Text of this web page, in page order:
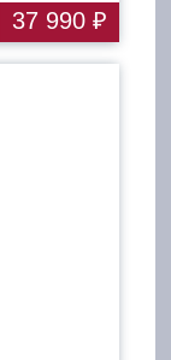
37 990 ₽